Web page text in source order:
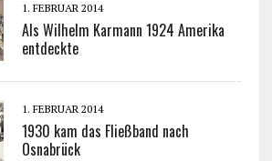
1. FEBRUAR 2014
Als Wilhelm Karmann 1924 Amerika
entdeckte
1. FEBRUAR 2014
1930 kam das Fließband nach
Osnabrück